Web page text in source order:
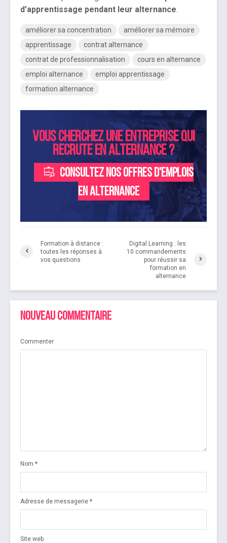
d’apprentissage pendant leur alternance
améliorer sa concentration
améliorer sa mémoire
apprentissage
contrat alternance
contrat de professionnalisation
cours en alternance
emploi alternance
emploi apprentissage
formation alternance
Vous cherchez une entreprise qui
recrute en alternance ?
Consultez nos offres d'emplois
en alternance
Formation à distance :
toutes les réponses à
vos questions
Digital Learning : les
10 commandements
pour réussir sa
formation en
alternance
Nouveau commentaire
Commenter
Nom *
Adresse de messagerie *
Site web